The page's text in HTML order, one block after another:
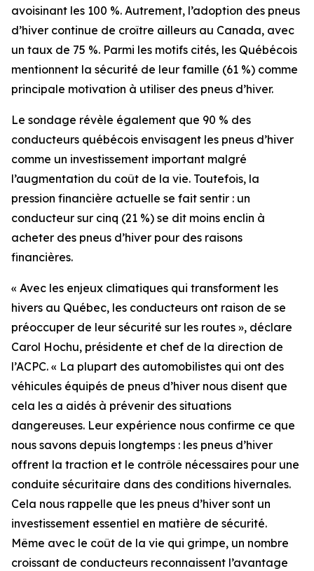
avoisinant les 100 %. Autrement, l’adoption des pneus
d’hiver continue de croître ailleurs au Canada, avec
un taux de 75 %. Parmi les motifs cités, les Québécois
mentionnent la sécurité de leur famille (61 %) comme
principale motivation à utiliser des pneus d’hiver.
Le sondage révèle également que 90 % des
conducteurs québécois envisagent les pneus d’hiver
comme un investissement important malgré
l’augmentation du coût de la vie. Toutefois, la
pression financière actuelle se fait sentir : un
conducteur sur cinq (21 %) se dit moins enclin à
acheter des pneus d’hiver pour des raisons
financières.
« Avec les enjeux climatiques qui transforment les
hivers au Québec, les conducteurs ont raison de se
préoccuper de leur sécurité sur les routes », déclare
Carol Hochu, présidente et chef de la direction de
l’ACPC. « La plupart des automobilistes qui ont des
véhicules équipés de pneus d’hiver nous disent que
cela les a aidés à prévenir des situations
dangereuses. Leur expérience nous confirme ce que
nous savons depuis longtemps : les pneus d’hiver
offrent la traction et le contrôle nécessaires pour une
conduite sécuritaire dans des conditions hivernales.
Cela nous rappelle que les pneus d’hiver sont un
investissement essentiel en matière de sécurité.
Même avec le coût de la vie qui grimpe, un nombre
croissant de conducteurs reconnaissent l’avantage